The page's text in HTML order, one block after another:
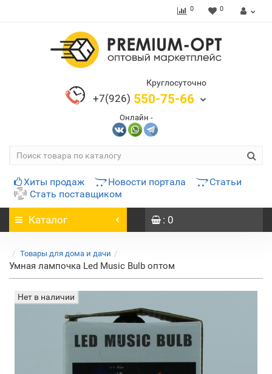
0 0
Круглосуточно
+7(926) 550-75-66
Онлайн -
Хиты продаж Новости портала
Статьи
Стать поставщиком
Каталог : 0
Товары для дома и дачи
Умная лампочка Led Music Bulb оптом
Нет в наличии